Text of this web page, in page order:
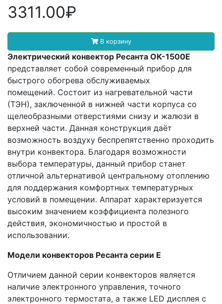
3311.00₽
В корзину
Электрический конвектор Ресанта ОК-1500Е
представляет собой современный прибор для
быстрого обогрева обслуживаемых
помещений. Состоит из нагревательной части
(ТЭН), заключенной в нижней части корпуса со
щелеобразными отверстиями снизу и жалюзи в
верхней части. Данная конструкция даёт
возможность воздуху беспрепятственно проходить
внутри конвектора. Благодаря возможности
выбора температуры, данный прибор станет
отличной альтернативой центральному отоплению
для поддержания комфортных температурных
условий в помещении. Аппарат характеризуется
высоким значением коэффициента полезного
действия, экономичностью и простой в
использовании.
Модели конвекторов Ресанта серии Е
Отличием данной серии конвекторов является
наличие электронного управления, точного
электронного термостата, а также LED дисплея с